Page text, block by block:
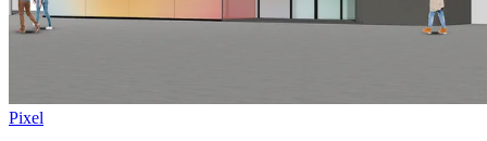
Pixel